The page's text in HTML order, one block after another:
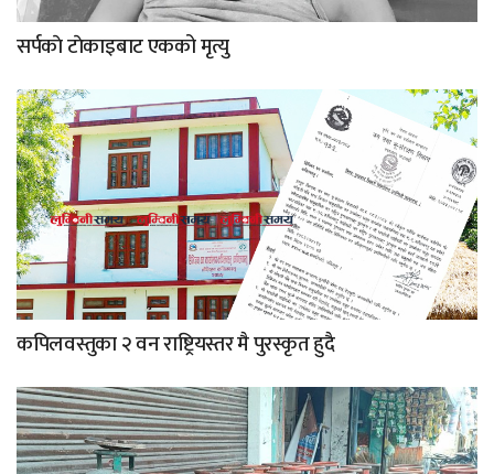
सर्पकाे टाेकाइबाट एकको मृत्यु
कपिलवस्तुका २ वन राष्ट्रियस्तर मै पुरस्कृत हुदै